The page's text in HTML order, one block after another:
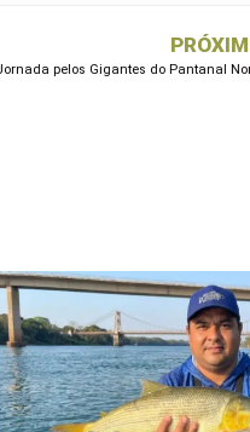
pelos Gigantes do Pantanal